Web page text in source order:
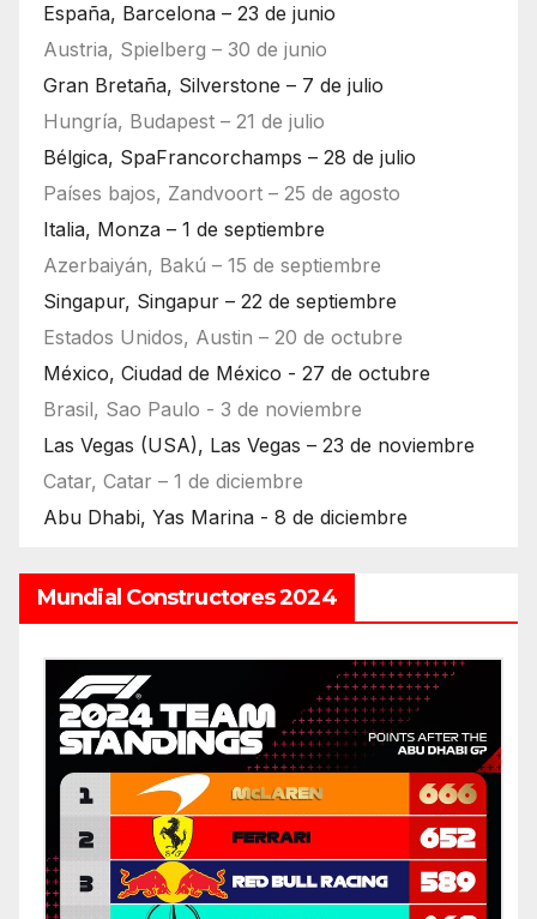
España, Barcelona – 23 de junio
Austria, Spielberg – 30 de junio
Gran Bretaña, Silverstone – 7 de julio
Hungría, Budapest – 21 de julio
Bélgica, SpaFrancorchamps – 28 de julio
Países bajos, Zandvoort – 25 de agosto
Italia, Monza – 1 de septiembre
Azerbaiyán, Bakú – 15 de septiembre
Singapur, Singapur – 22 de septiembre
Estados Unidos, Austin – 20 de octubre
México, Ciudad de México - 27 de octubre
Brasil, Sao Paulo - 3 de noviembre
Las Vegas (USA), Las Vegas – 23 de noviembre
Catar, Catar – 1 de diciembre
Abu Dhabi, Yas Marina - 8 de diciembre
Mundial Constructores 2024